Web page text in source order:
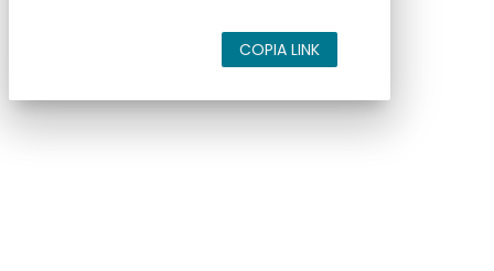
COPIA LINK